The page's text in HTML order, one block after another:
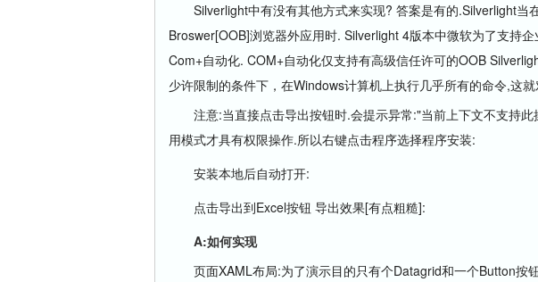
Silverlight中有没有其他方式来实现? 答案是有的.Silverlight当
Broswer[OOB]浏览器外应用时. Silverlight 4版本中微软为了支持
Com+自动化. COM+自动化仅支持有高级信任许可的OOB
少许限制的条件下，在Windows计算机上执行几乎所有的命令,这
注意:当直接点击导出按钮时.会提示异常:"当前上下文不支持此
用模式才具有权限操作.所以右键点击程序选择程序安装:
安装本地后自动打开:
点击导出到Excel按钮 导出效果[有点粗糙]:
A:如何实现
页面XAML布局:为了演示目的只有个Datagrid和一个Button按钮